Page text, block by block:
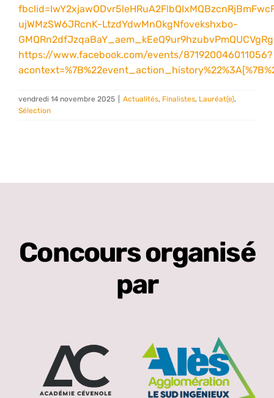
ujWMzSW6JRcnK-LtzdYdwMnOkgNfovekshxbo-
GMQRn2dfJzqaBaY_aem_kEeQ9ur9hzubvPmQUCVgRg
https://www.facebook.com/events/871920046011056?
vendredi 14 novembre 2025 Actualités, Finalistes, Lauréat(e),
Sélection
Concours organisé
par